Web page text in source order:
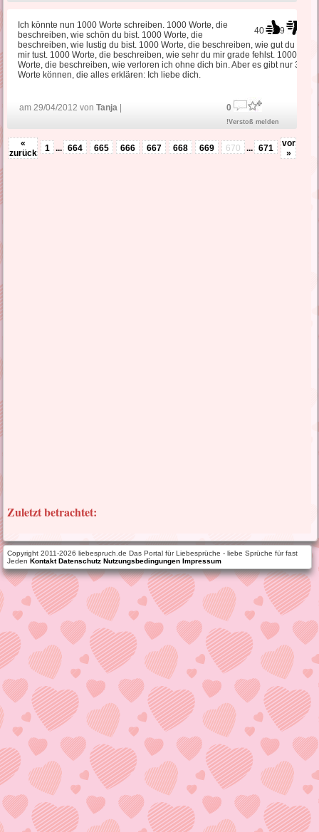
40 9
Ich könnte nun 1000 Worte schreiben. 1000 Worte, die
beschreiben, wie schön du bist. 1000 Worte, die
beschreiben, wie lustig du bist. 1000 Worte, die beschreiben, wie gut du
mir tust. 1000 Worte, die beschreiben, wie sehr du mir grade fehlst. 1000
Worte, die beschreiben, wie verloren ich ohne dich bin. Aber es gibt nur 3
Worte können, die alles erklären: Ich liebe dich.
am 29/04/2012 vonTanja 0
!Verstoß melden
«
zurück
1 ... 664 665 666 667 668 669 670 ... 671
vor
»
Zuletzt betrachtet:
Copyright 2011-2026 liebespruch.de Das Portal für Liebesprüche - liebe Sprüche für fast
JedenKontakt Datenschutz Nutzungsbedingungen Impressum